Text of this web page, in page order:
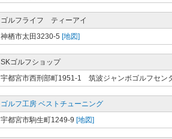
ゴルフライフ ティーアイ
神栖市太田3230-5 [地図]
SKゴルフショップ
宇都宮市西刑部町1951-1 筑波ジャンボゴルフセン
ゴルフ工房 ベストチューニング
宇都宮市駒生町1249-9 [地図]